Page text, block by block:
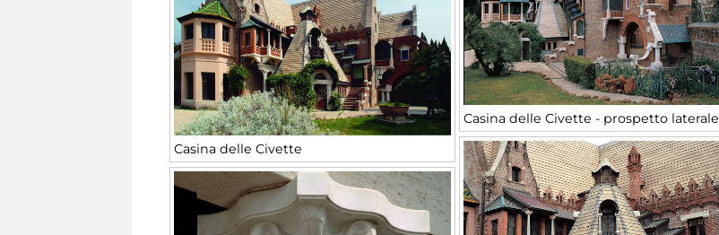
Casina delle Civette
Casina delle Civette - prospetto laterale